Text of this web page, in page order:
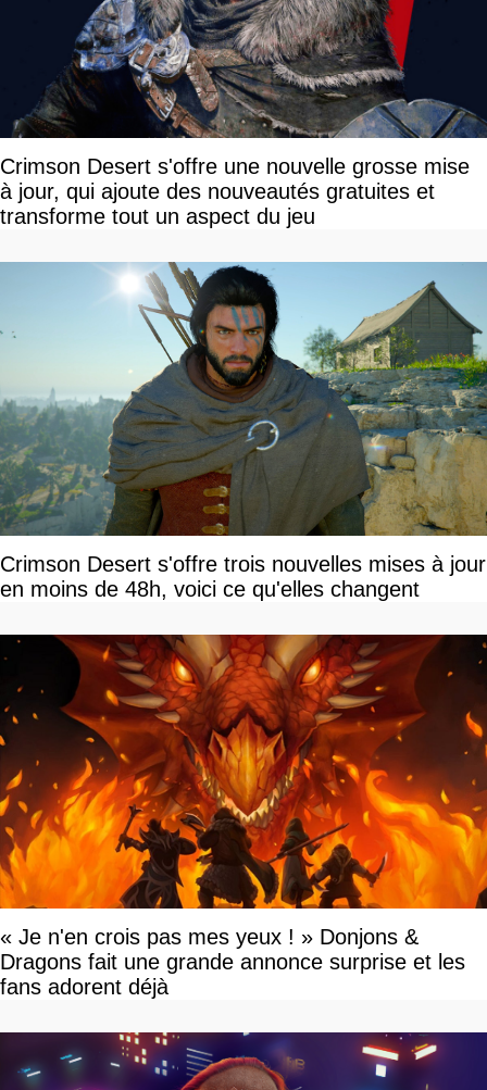
Crimson Desert s'offre une nouvelle grosse mise
à jour, qui ajoute des nouveautés gratuites et
transforme tout un aspect du jeu
Crimson Desert s'offre trois nouvelles mises à jour
en moins de 48h, voici ce qu'elles changent
« Je n'en crois pas mes yeux ! » Donjons &
Dragons fait une grande annonce surprise et les
fans adorent déjà